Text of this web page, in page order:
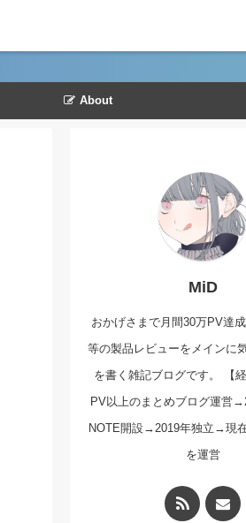
About
MiD
おかげさまで月間30万PV達
等の製品レビューをメインに
を書く雑記ブログです。 【
PV以上のまとめブログ運営
NOTE開設→2019年独立→現
を運営